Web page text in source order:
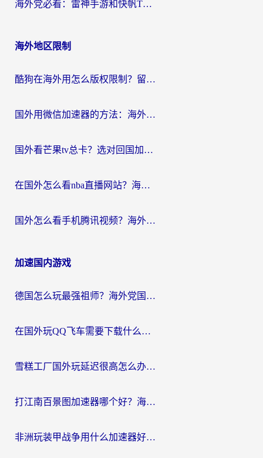
海外党必看：雷神手游和快帆TV版好用吗？3步选对回国加速器不踩坑
海外地区限制
酷狗在海外用怎么版权限制？留学生亲测：3步解决听国内音乐难题
国外用微信加速器的方法：海外党无缝连接国内生活的实用指南
国外看芒果tv总卡？选对回国加速器，轻松追《浪姐》不费劲
在国外怎么看nba直播网站？海外党专属体育观赛指南，告别地区限制！
国外怎么看手机腾讯视频？海外党亲测有效的追剧加速器选择指南
加速国内游戏
德国怎么玩最强祖师？海外党国服游戏加速器选择全攻略（附宝可梦Online实测）
在国外玩QQ飞车需要下载什么加速器呢？海外党亲测有效的国服游戏加速指南
雪糕工厂国外玩延迟很高怎么办？海外玩家国服游戏加速终极攻略（附实测推荐）
打江南百景图加速器哪个好？海外党踩坑N次后，终于找到不卡的秘诀
非洲玩装甲战争用什么加速器好？海外党亲测有效的国服游戏加速方案